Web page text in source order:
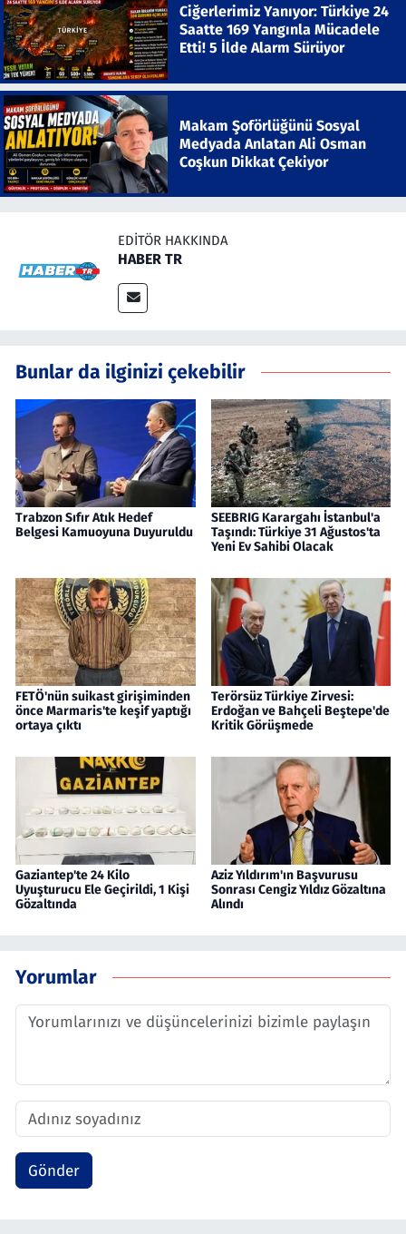
Ciğerlerimiz Yanıyor: Türkiye 24
Saatte 169 Yangınla Mücadele
Etti! 5 İlde Alarm Sürüyor
Makam Şoförlüğünü Sosyal
Medyada Anlatan Ali Osman
Coşkun Dikkat Çekiyor
EDITÖR HAKKINDA
HABER TR
Bunlar da ilginizi çekebilir
Trabzon Sıfır Atık Hedef
Belgesi Kamuoyuna Duyuruldu
SEEBRIG Karargahı İstanbul'a
Taşındı: Türkiye 31 Ağustos'ta
Yeni Ev Sahibi Olacak
FETÖ'nün suikast girişiminden
önce Marmaris'te keşif yaptığı
ortaya çıktı
Terörsüz Türkiye Zirvesi:
Erdoğan ve Bahçeli Beştepe'de
Kritik Görüşmede
Gaziantep'te 24 Kilo
Uyuşturucu Ele Geçirildi, 1 Kişi
Gözaltında
Aziz Yıldırım'ın Başvurusu
Sonrası Cengiz Yıldız Gözaltına
Alındı
Yorumlar
Gönder